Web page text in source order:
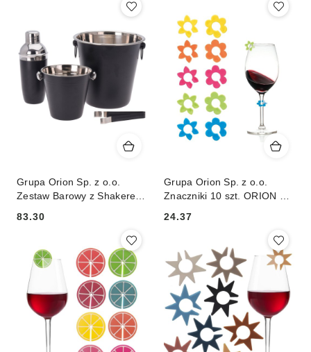
Grupa Orion Sp. z o.o.
Zestaw Barowy z Shakerem
EXCELLENT HOUSEWARE
83.30
Grupa Orion Sp. z o.o.
Znaczniki 10 szt. ORION na
Kolorowe
24.37